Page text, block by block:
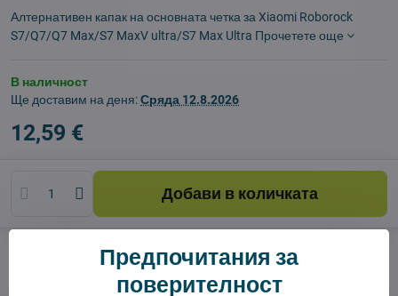
Алтернативен капак на основната четка за Xiaomi Roborock
S7/Q7/Q7 Max/S7 MaxV ultra/S7 Max Ultra Прочетете още
В наличност
Ще доставим на деня:Сряда 12.8.2026
12,59 €
Добави в количката
Доставки
Vysajto.sk
Предпочитания за
поверителност